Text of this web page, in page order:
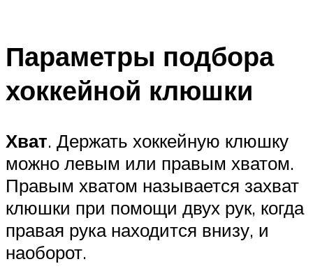
Параметры подбора
хоккейной клюшки
Хват. Держать хоккейную клюшку
можно левым или правым хватом.
Правым хватом называется захват
клюшки при помощи двух рук, когда
правая рука находится внизу, и
наоборот.